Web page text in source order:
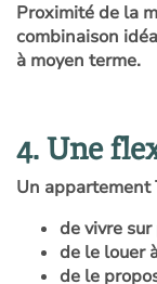
Proximité de la
combinaison
à moyen terme.
4. Une
Un appartement
de vivre
de le louer
de le